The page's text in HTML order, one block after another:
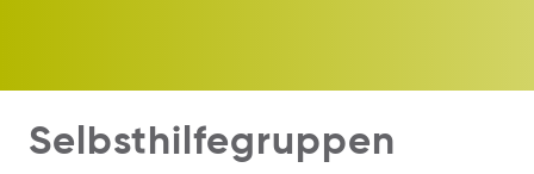
Selbsthilfegruppen